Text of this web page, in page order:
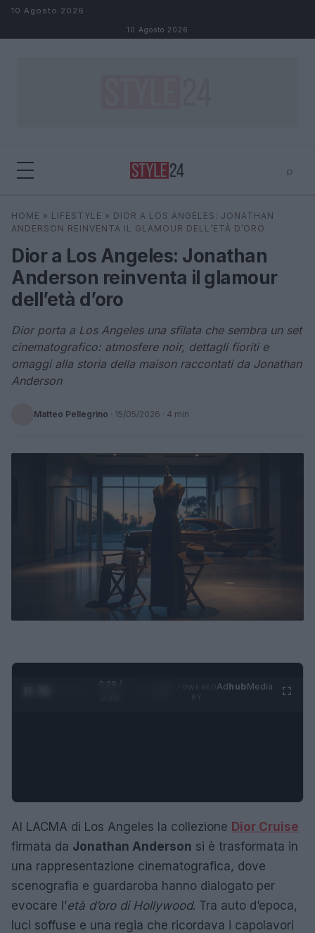
Salta al contenuto
10 Agosto 2026
10 Agosto 2026
⌕
Cerca ⌕
HOME » LIFESTYLE » DIOR A LOS ANGELES: JONATHAN
ANDERSON REINVENTA IL GLAMOUR DELL’ETÀ D’ORO
Dior a Los Angeles: Jonathan
Anderson reinventa il glamour
dell’età d’oro
Dior porta a Los Angeles una sfilata che sembra un set
cinematografico: atmosfere noir, dettagli fioriti e
omaggi alla storia della maison raccontati da Jonathan
Anderson
Matteo Pellegrino · 15/05/2026 · 4 min
0:29 /
AdhubMedia
Al LACMA di Los Angeles la collezione Dior Cruise
firmata da Jonathan Anderson si è trasformata in
una rappresentazione cinematografica, dove
scenografia e guardaroba hanno dialogato per
evocare l’età d’oro di Hollywood. Tra auto d’epoca,
luci soffuse e una regia che ricordava i capolavori